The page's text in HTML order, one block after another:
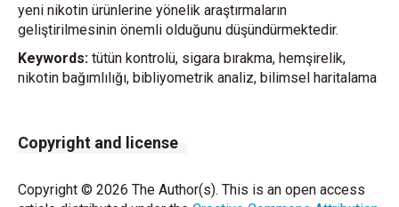
yeni nikotin ürünlerine yönelik araştırmaların
geliştirilmesinin önemli olduğunu düşündürmektedir.
Keywords: tütün kontrolü, sigara bırakma, hemşirelik,
nikotin bağımlılığı, bibliyometrik analiz, bilimsel haritalama
Copyright and license
Copyright © 2026 The Author(s). This is an open access